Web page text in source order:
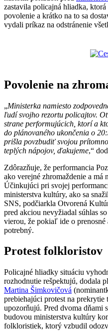
zastavila policajná hliadka,
povolenie a krátko na to sa
vydali príkaz na odstránenie
Povolenie na
„Ministerka namiesto
ľudí svojho rezortu policajtov.
strane performujúcich, ktorí a
do plánovaného ukončenia o
prišla povzbudiť svojou
teplých nápojov, ďakujeme,“
Zdôrazňuje, že performancia
ako verejné zhromaždenie a má
Účinkujúci pri svojej
ministerstva kultúry, ako sa
SNS, podčiarkla Otvorená
pred akciou nevyžiadal súhlas
vierou, že pokiaľ ide o prenosné
potrebný.
Protest folkloristov
Policajné hliadky situáciu
rozhodnutie rešpektujú, dodala
Martina Šimkovičová
prebiehajúci protest na
upozorňujú. Pred dvoma dňami
budovou ministerstva kultúry
folkloristiek, ktorý vzbudil